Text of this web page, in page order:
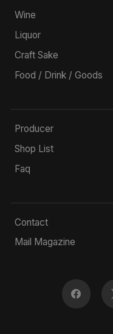
Wine
Liquor
Craft Sake
Food / Drink / Goods
Producer
Shop List
Faq
Contact
Mail Magazine